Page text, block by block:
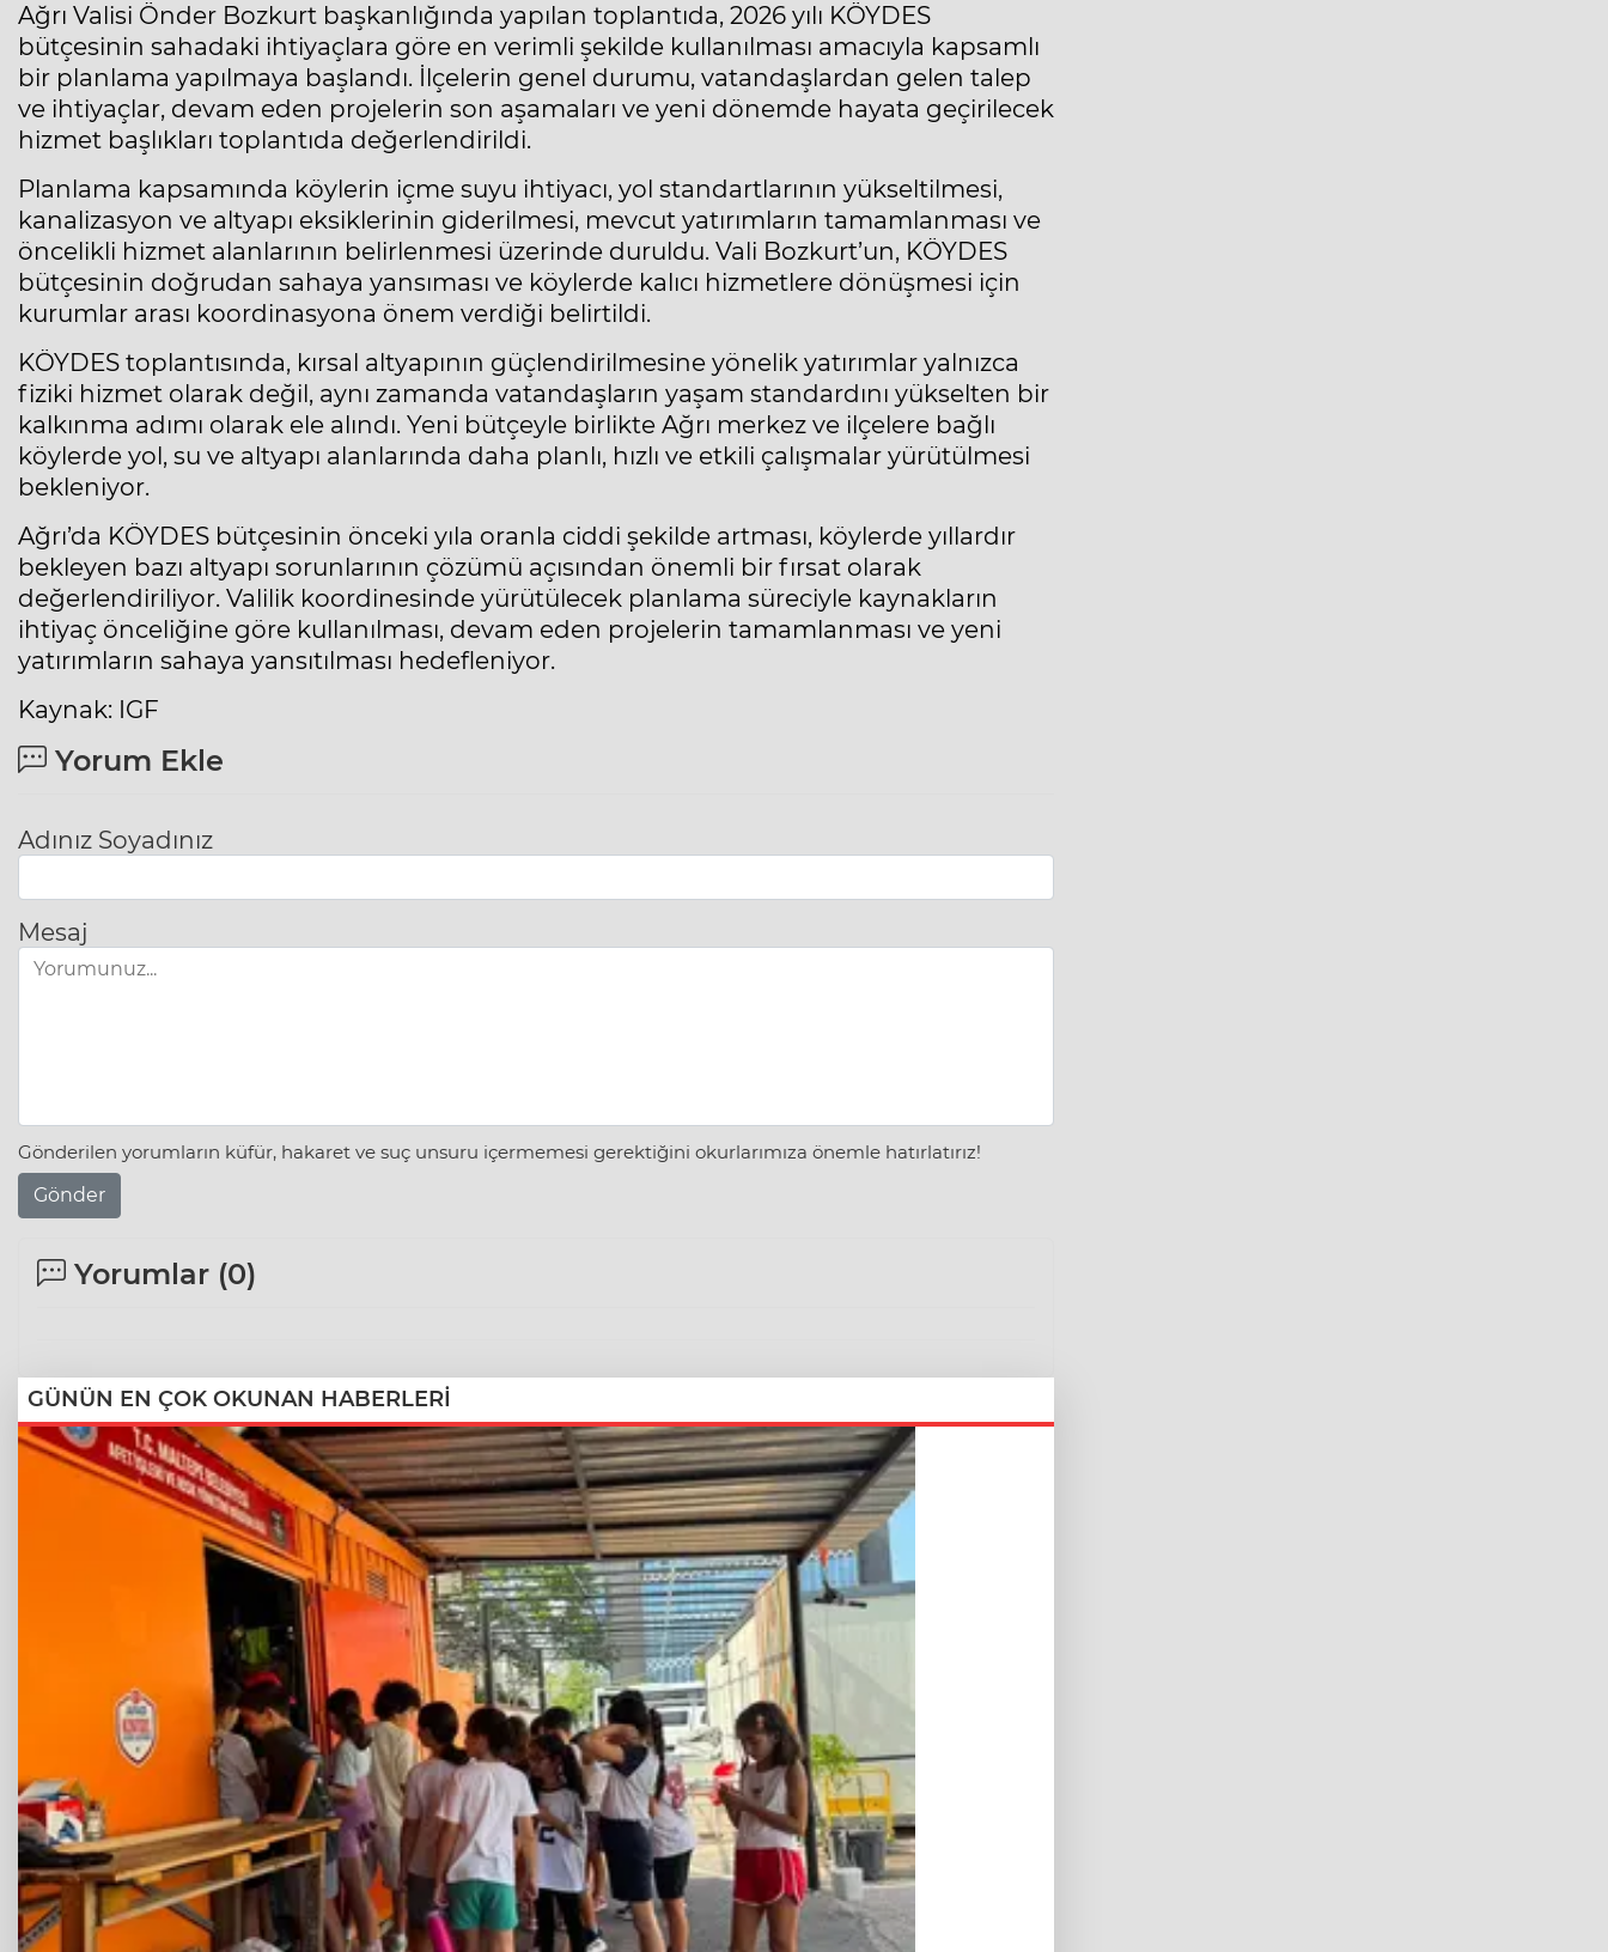
Ağrı Valisi Önder Bozkurt başkanlığında yapılan toplantıda, 2026 yılı KÖYDES
bütçesinin sahadaki ihtiyaçlara göre en verimli şekilde kullanılması amacıyla kapsamlı
bir planlama yapılmaya başlandı. İlçelerin genel durumu, vatandaşlardan gelen talep
ve ihtiyaçlar, devam eden projelerin son aşamaları ve yeni dönemde hayata geçirilecek
hizmet başlıkları toplantıda değerlendirildi.
Planlama kapsamında köylerin içme suyu ihtiyacı, yol standartlarının yükseltilmesi,
kanalizasyon ve altyapı eksiklerinin giderilmesi, mevcut yatırımların tamamlanması ve
öncelikli hizmet alanlarının belirlenmesi üzerinde duruldu. Vali Bozkurt’un, KÖYDES
bütçesinin doğrudan sahaya yansıması ve köylerde kalıcı hizmetlere dönüşmesi için
kurumlar arası koordinasyona önem verdiği belirtildi.
KÖYDES toplantısında, kırsal altyapının güçlendirilmesine yönelik yatırımlar yalnızca
fiziki hizmet olarak değil, aynı zamanda vatandaşların yaşam standardını yükselten bir
kalkınma adımı olarak ele alındı. Yeni bütçeyle birlikte Ağrı merkez ve ilçelere bağlı
köylerde yol, su ve altyapı alanlarında daha planlı, hızlı ve etkili çalışmalar yürütülmesi
bekleniyor.
Ağrı’da KÖYDES bütçesinin önceki yıla oranla ciddi şekilde artması, köylerde yıllardır
bekleyen bazı altyapı sorunlarının çözümü açısından önemli bir fırsat olarak
değerlendiriliyor. Valilik koordinesinde yürütülecek planlama süreciyle kaynakların
ihtiyaç önceliğine göre kullanılması, devam eden projelerin tamamlanması ve yeni
yatırımların sahaya yansıtılması hedefleniyor.
Kaynak: IGF
Yorum Ekle
Adınız Soyadınız
Mesaj
Gönderilen yorumların küfür, hakaret ve suç unsuru içermemesi gerektiğini okurlarımıza önemle hatırlatırız!
Gönder
Yorumlar (0)
GÜNÜN EN ÇOK OKUNAN HABERLERİ